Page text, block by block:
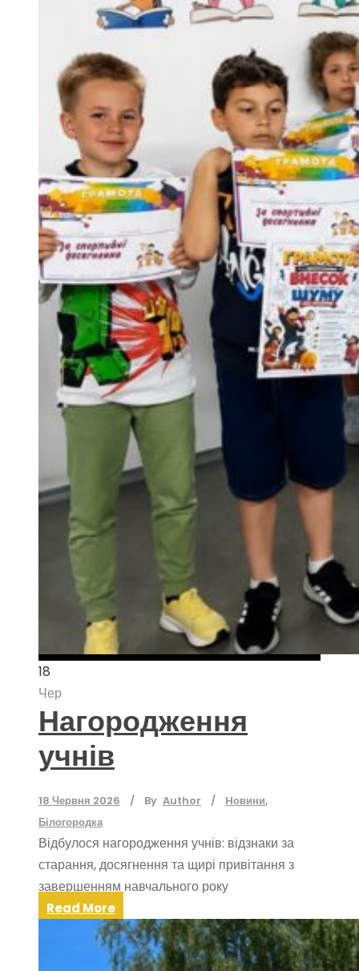
18
Чер
Нагородження
учнів
18 Червня 2026 By Author Hовини,
Білогородка
Відбулося нагородження учнів: відзнаки за
старання, досягнення та щирі привітання з
завершенням навчального року
Read More